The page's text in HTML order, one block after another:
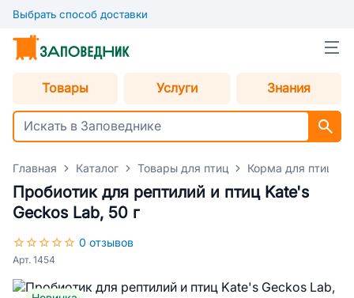
Выбрать способ доставки
Товары Услуги Знания
Главная Каталог Товары для птиц Корма для птиц
Пробиотик для рептилий и птиц Kate's
Geckos Lab, 50 г
0 отзывов
Арт. 1454